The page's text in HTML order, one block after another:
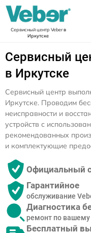
Сервисный центр Veberв
Иркутске
Сервисный
в Иркутске
Сервисный центр
Иркутске. Проводим
неисправности и
устройств с
рекомендованных
и комплектующие
Официальный
Гарантийное
обслуживание
Диагностика
ремонт по
Бесплатный